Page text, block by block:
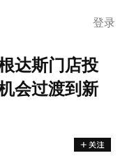
登录
达斯门店投
会过渡到新